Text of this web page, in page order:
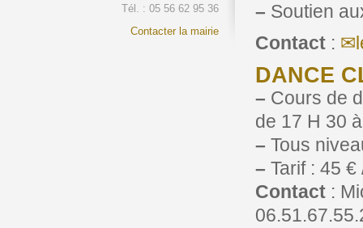
Tél. : 05 56 62 95 36
Contacter la mairie
– Soutien
Contact :
DANCE
– Cours de
de 17 H 30
– Tous
– Tarif : 45 €
Contact :